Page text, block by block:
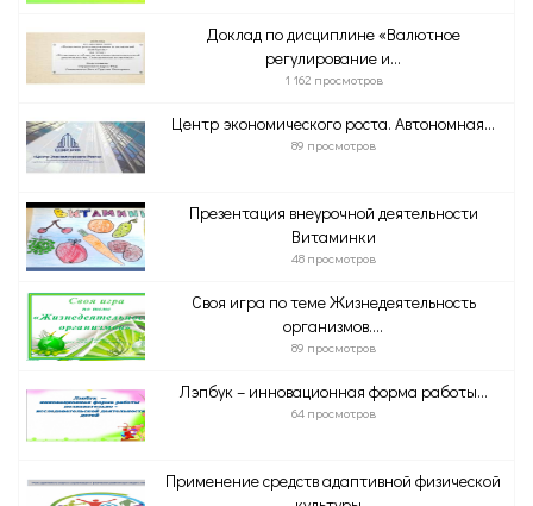
Доклад по дисциплине «Валютное
регулирование и...
1 162 просмотров
Центр экономического роста. Автономная...
89 просмотров
Презентация внеурочной деятельности
Витаминки
48 просмотров
Своя игра по теме Жизнедеятельность
организмов....
89 просмотров
Лэпбук – инновационная форма работы...
64 просмотров
Применение средств адаптивной физической